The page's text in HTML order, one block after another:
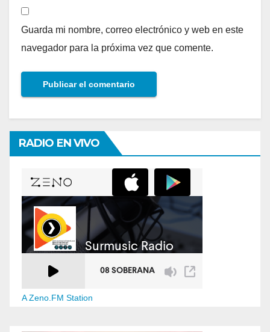
Guarda mi nombre, correo electrónico y web en este
navegador para la próxima vez que comente.
RADIO EN VIVO
A Zeno.FM Station